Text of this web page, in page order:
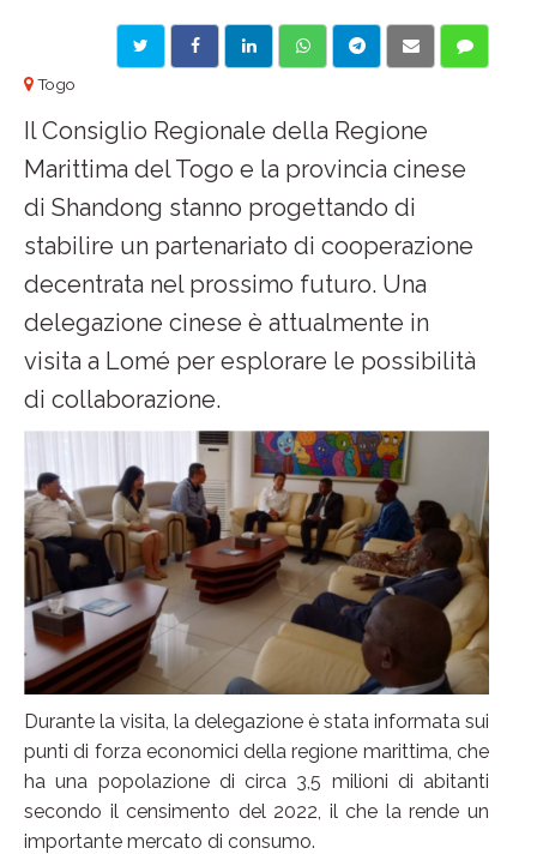
Togo
Il Consiglio Regionale della Regione
Marittima del Togo e la provincia cinese
di Shandong stanno progettando di
stabilire un partenariato di cooperazione
decentrata nel prossimo futuro. Una
delegazione cinese è attualmente in
visita a Lomé per esplorare le possibilità
di collaborazione.
Durante la visita, la delegazione è stata informata sui
punti di forza economici della regione marittima, che
ha una popolazione di circa 3,5 milioni di abitanti
secondo il censimento del 2022, il che la rende un
importante mercato di consumo.